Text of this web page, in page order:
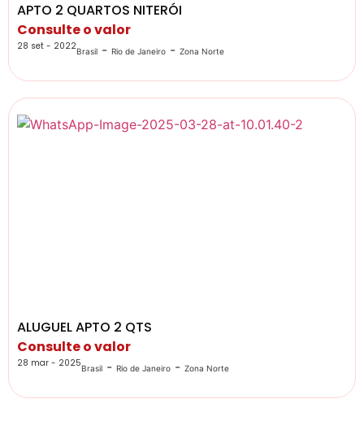
APTO 2 QUARTOS NITERÓI
Consulte o valor
28 set - 2022Brasil - Rio de Janeiro - Zona Norte
ALUGUEL APTO 2 QTS
Consulte o valor
28 mar - 2025Brasil - Rio de Janeiro - Zona Norte